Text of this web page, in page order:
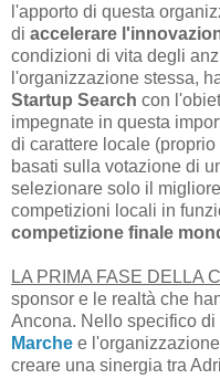
l'apporto di questa
di accelerare
condizioni di vita degli
l'organizzazione stessa,
Startup Search con
impegnate in questa
di carattere locale
basati sulla votazione di
selezionare solo il
competizioni locali in
competizione finale
LA PRIMA FASE DELLA
sponsor e le realtà che
Ancona. Nello specifico
Marche e l'organizzazione
creare una sinergia tra